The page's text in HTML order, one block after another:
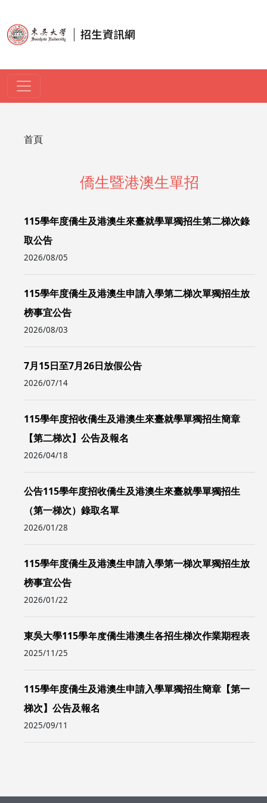
導航連結
首頁
僑生暨港澳生單招
115學年度僑生及港澳生來臺就學單獨招生第二梯次錄
取公告
2026/08/05
115學年度僑生及港澳生申請入學第二梯次單獨招生放
榜事宜公告
2026/08/03
7月15日至7月26日放假公告
2026/07/14
115學年度招收僑生及港澳生來臺就學單獨招生簡章
【第二梯次】公告及報名
2026/04/18
公告115學年度招收僑生及港澳生來臺就學單獨招生
（第一梯次）錄取名單
2026/01/28
115學年度僑生及港澳生申請入學第一梯次單獨招生放
榜事宜公告
2026/01/22
東吳大學115學年度僑生港澳生各招生梯次作業期程表
2025/11/25
115學年度僑生及港澳生申請入學單獨招生簡章【第一
梯次】公告及報名
2025/09/11